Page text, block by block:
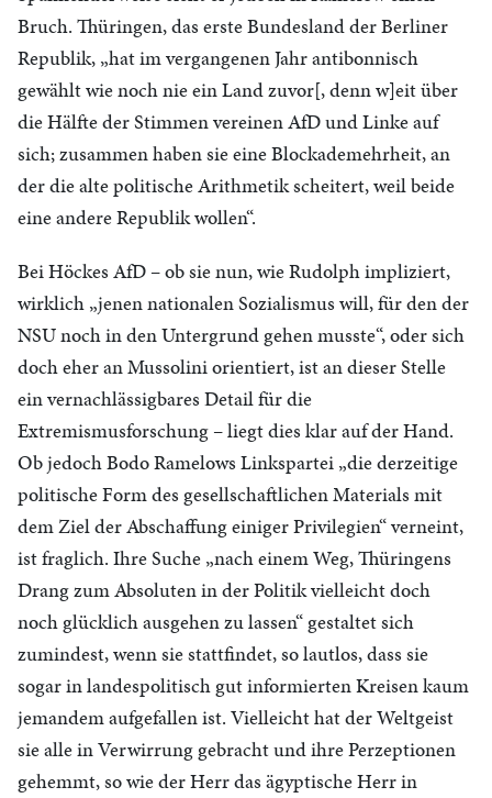
Bruch. Thüringen, das erste Bundesland der Berliner
Republik, „hat im vergangenen Jahr antibonnisch
gewählt wie noch nie ein Land zuvor[, denn w]eit über
die Hälfte der Stimmen vereinen AfD und Linke auf
sich; zusammen haben sie eine Blockademehrheit, an
der die alte politische Arithmetik scheitert, weil beide
eine andere Republik wollen“.
Bei Höckes AfD – ob sie nun, wie Rudolph impliziert,
wirklich „jenen nationalen Sozialismus will, für den der
NSU noch in den Untergrund gehen musste“, oder sich
doch eher an Mussolini orientiert, ist an dieser Stelle
ein vernachlässigbares Detail für die
Extremismusforschung – liegt dies klar auf der Hand.
Ob jedoch Bodo Ramelows Linkspartei „die derzeitige
politische Form des gesellschaftlichen Materials mit
dem Ziel der Abschaffung einiger Privilegien“ verneint,
ist fraglich. Ihre Suche „nach einem Weg, Thüringens
Drang zum Absoluten in der Politik vielleicht doch
noch glücklich ausgehen zu lassen“ gestaltet sich
zumindest, wenn sie stattfindet, so lautlos, dass sie
sogar in landespolitisch gut informierten Kreisen kaum
jemandem aufgefallen ist. Vielleicht hat der Weltgeist
sie alle in Verwirrung gebracht und ihre Perzeptionen
gehemmt, so wie der Herr das ägyptische Herr in